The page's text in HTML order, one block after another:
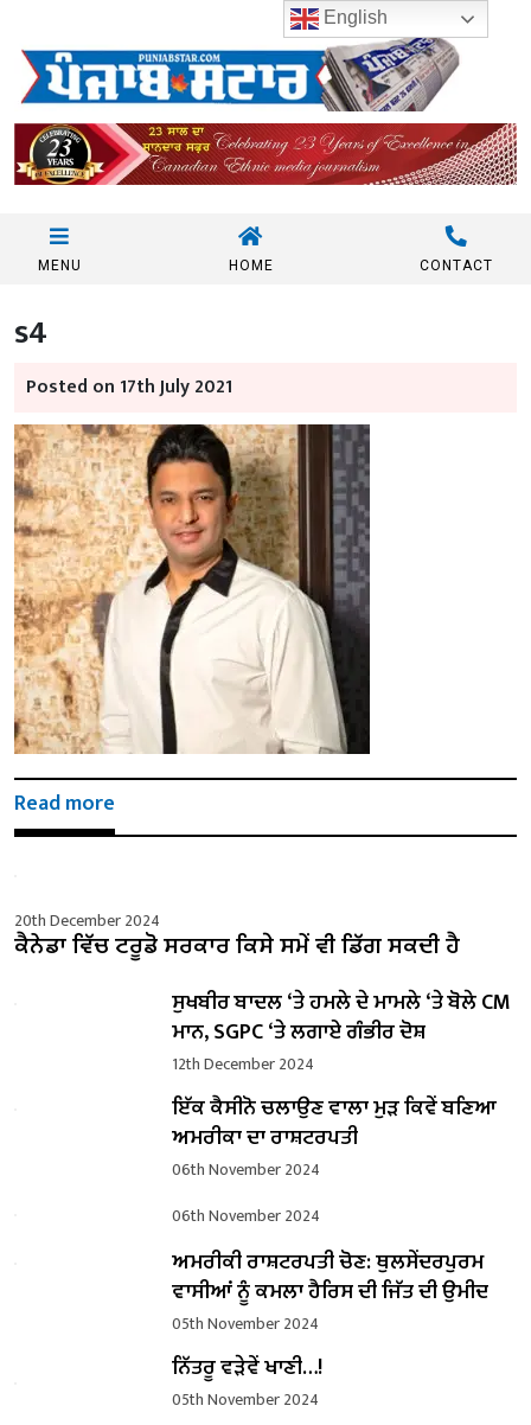
MENU HOME CONTACT
s4
Posted on 17th July 2021
Read more
20th December 2024
ਕੈਨੇਡਾ ਵਿੱਚ ਟਰੂਡੋ ਸਰਕਾਰ ਕਿਸੇ ਸਮੇਂ ਵੀ ਡਿੱਗ ਸਕਦੀ ਹੈ
ਸੁਖਬੀਰ ਬਾਦਲ ‘ਤੇ ਹਮਲੇ ਦੇ ਮਾਮਲੇ ‘ਤੇ ਬੋਲੇ ​​CM
ਮਾਨ, SGPC ‘ਤੇ ਲਗਾਏ ਗੰਭੀਰ ਦੋਸ਼
12th December 2024
ਇੱਕ ਕੈਸੀਨੋ ਚਲਾਉਣ ਵਾਲਾ ਮੁੜ ਕਿਵੇਂ ਬਣਿਆ
ਅਮਰੀਕਾ ਦਾ ਰਾਸ਼ਟਰਪਤੀ
06th November 2024
06th November 2024
ਅਮਰੀਕੀ ਰਾਸ਼ਟਰਪਤੀ ਚੋਣ: ਥੁਲਸੇਂਦਰਪੁਰਮ
ਵਾਸੀਆਂ ਨੂੰ ਕਮਲਾ ਹੈਰਿਸ ਦੀ ਜਿੱਤ ਦੀ ਉਮੀਦ
05th November 2024
ਨਿੱਤਰੂ ਵੜੇਵੇਂ ਖਾਣੀ…!
05th November 2024
English